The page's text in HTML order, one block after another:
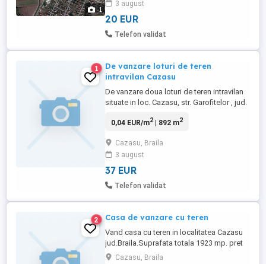
1
3 august
20 EUR
Telefon validat
1
De vanzare loturi de teren
intravilan Cazasu
De vanzare doua loturi de teren intravilan
situate in loc. Cazasu, str. Garofitelor , jud.
drum de 12.5 ml si 15 ml si suprafetele de
utilitatile apa, curent, gaze si in viitorul
apropiat canalizare. Pretul este de 37 euro
...
0,04 EUR/m2| 892 m2
Cazasu, Braila
3 august
37 EUR
Telefon validat
2 Casa de vanzare cu teren
Vand casa cu teren in localitatea Cazasu
jud.Braila.Suprafata totala 1923 mp. pret
80000 Eur .
Cazasu, Braila